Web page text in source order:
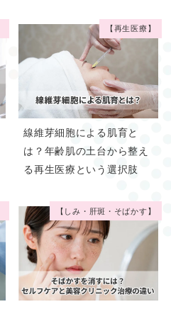
【再生医療】
線維芽細胞による肌育と
は？年齢肌の土台から整え
る再生医療という選択肢
【しみ・肝斑・そばかす】